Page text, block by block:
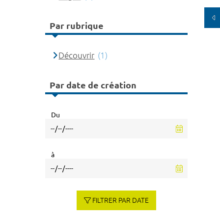
Par rubrique
Découvrir (1)
Par date de création
Du
à
FILTRER PAR DATE